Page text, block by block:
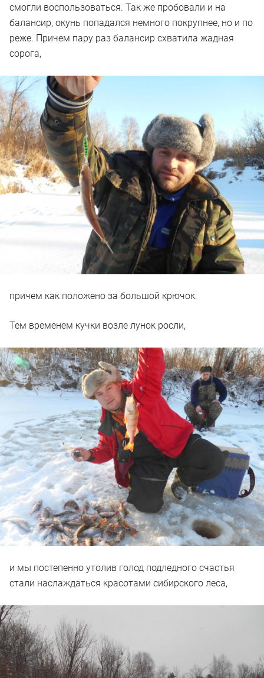
смогли воспользоваться. Так же пробовали и на
балансир, окунь попадался немного покрупнее, но и по
реже. Причем пару раз балансир схватила жадная
сорога,
причем как положено за большой крючок.
Тем временем кучки возле лунок росли,
и мы постепенно утолив голод подледного счастья
стали наслаждаться красотами сибирского леса,